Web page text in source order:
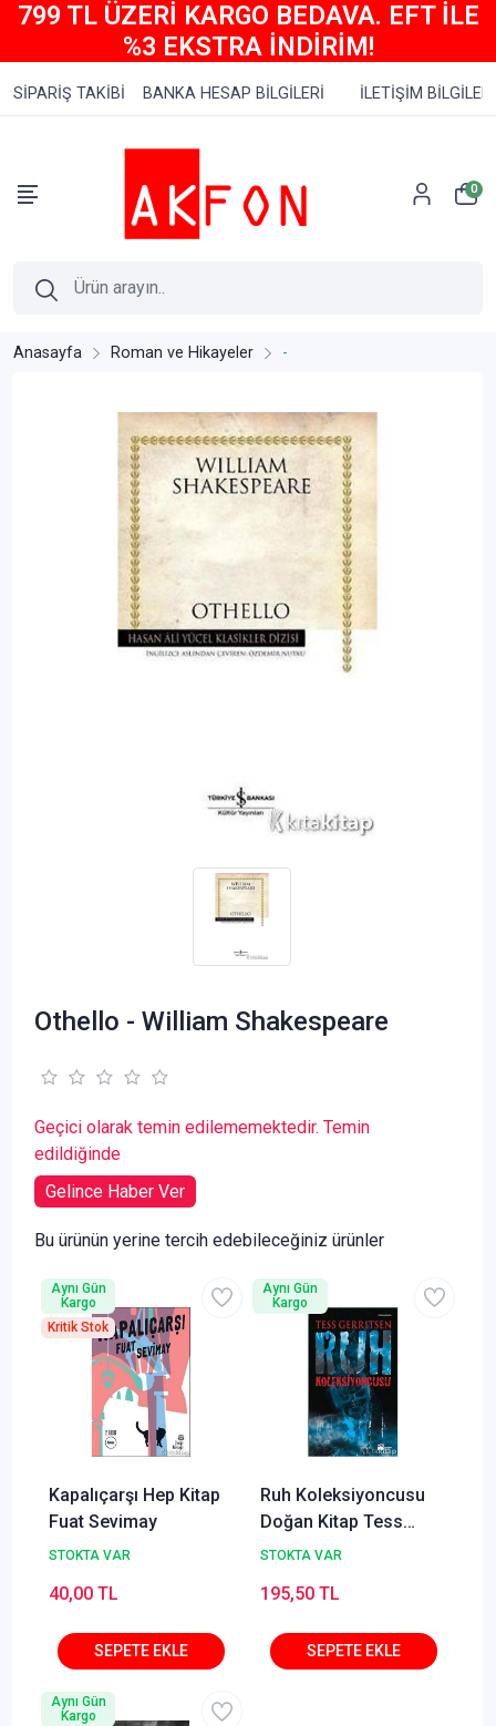
799 TL ÜZERİ KARGO BEDAVA. EFT İLE
%3 EKSTRA İNDİRİM!
SİPARİŞ TAKİBİ BANKA HESAP BİLGİLERİ İLETİŞİM BİLGİLERİ
0
Anasayfa Roman ve Hikayeler -
Othello - William Shakespeare
Geçici olarak temin edilememektedir. Temin
edildiğinde
Gelince Haber Ver
Bu ürünün yerine tercih edebileceğiniz ürünler
Kapalıçarşı Hep Kitap
Fuat Sevimay
STOKTA VAR
40,00 TL
Aynı Gün
Kargo
Kritik Stok
Ruh Koleksiyoncusu
Doğan Kitap Tess
Gerritsen
STOKTA VAR
195,50 TL
Aynı Gün
Kargo
Aynı Gün
Kargo